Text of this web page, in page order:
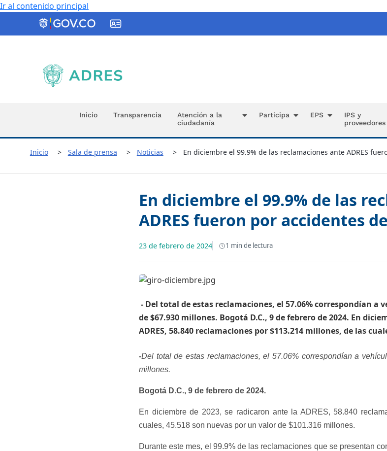
Ir al contenido principal
ADRES
Inicio Transparencia
Atención a la
ciudadanía
Participa EPS
IPS y
proveedores
Inicio Sala de prensa Noticias En diciembre el 99.9% de las reclamaciones ante ADRES
En diciembre el 99.9% de las
ADRES fueron por accidentes
23 de febrero de 2024 1 min de lectura
- Del total de estas reclamaciones, el 57.06% correspondían
de $67.930 millones. Bogotá D.C., 9 de febrero de 2024. En
ADRES, 58.840 reclamaciones por $113.214 millones, de las
-Del total de estas reclamaciones, el 57.06% correspondían a
millones.
Bogotá D.C., 9 de febrero de 2024.
En diciembre de 2023, se radicaron ante la ADRES, 58.840
cuales, 45.518 son nuevas por un valor de $101.316 millones.
Durante este mes, el 99.9% de las reclamaciones que se presentan